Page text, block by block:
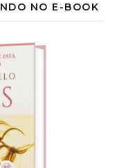
NO E-BOOK